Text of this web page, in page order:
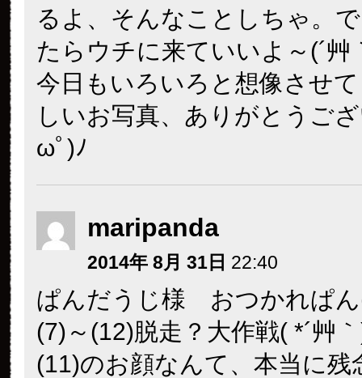
るよ、そんなことしちゃ。
たらウチに来ていいよ～(´
今日もいろいろと想像させ
しいお写真、ありがとうご
ωﾟ)ﾉ
maripanda
2014年 8月 31日 22:40
ぱんだうじ様 おつかれぱん
(7)～(12)脱走？大作戦( *´艸
(11)のお顔なんて、本当に残